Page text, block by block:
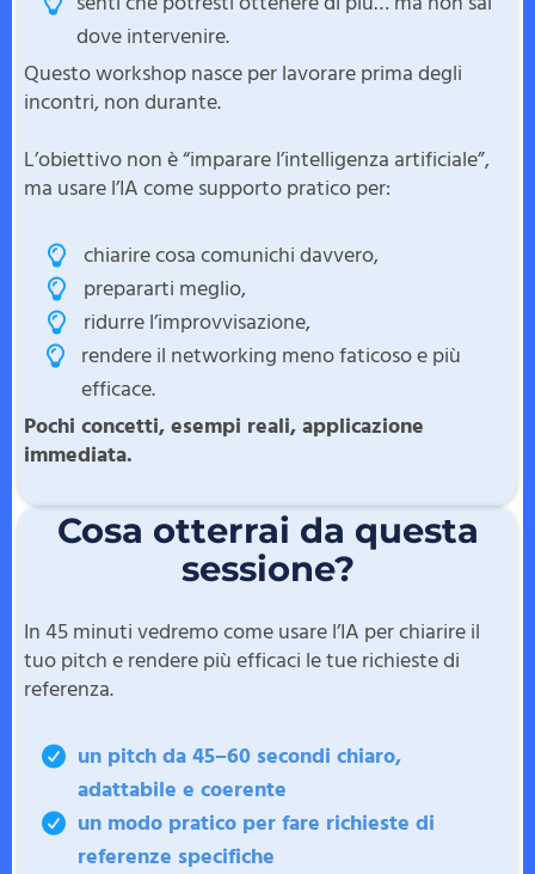
dove intervenire.
Questo workshop nasce per lavorare prima degli
incontri, non durante.
L’obiettivo non è “imparare l’intelligenza artificiale”,
ma usare l’IA come supporto pratico per:
chiarire cosa comunichi davvero,
prepararti meglio,
ridurre l’improvvisazione,
rendere il networking meno faticoso e più
efficace.
Pochi concetti, esempi reali, applicazione
immediata.
Cosa otterrai da questa
sessione?
In 45 minuti vedremo come usare l’IA per chiarire il
tuo pitch e rendere più efficaci le tue richieste di
referenza.
un pitch da 45–60 secondi chiaro,
adattabile e coerente
un modo pratico per fare richieste di
referenze specifiche